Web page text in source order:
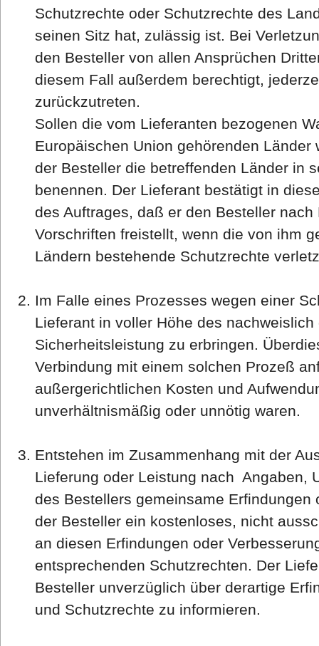
Schutzrechte oder Schutzrechte des
seinen Sitz hat, zulässig ist. Bei
den Besteller von allen Ansprüchen
diesem Fall außerdem berechtigt,
zurückzutreten.
Sollen die vom Lieferanten bezogenen
Europäischen Union gehörenden Länder
der Besteller die betreffenden Länder in
benennen. Der Lieferant bestätigt in
des Auftrages, daß er den Besteller
Vorschriften freistellt, wenn die von ihm
Ländern bestehende Schutzrechte
Im Falle eines Prozesses wegen einer
Lieferant in voller Höhe des
Sicherheitsleistung zu erbringen.
Verbindung mit einem solchen Prozeß
außergerichtlichen Kosten und
unverhältnismäßig oder unnötig waren.
Entstehen im Zusammenhang mit der
Lieferung oder Leistung nach Angaben,
des Bestellers gemeinsame Erfindungen
der Besteller ein kostenloses, nicht
an diesen Erfindungen oder
entsprechenden Schutzrechten. Der
Besteller unverzüglich über derartige
und Schutzrechte zu informieren.